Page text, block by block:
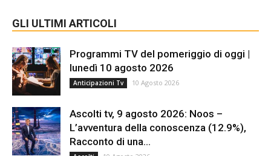
GLI ULTIMI ARTICOLI
Programmi TV del pomeriggio di oggi |
lunedì 10 agosto 2026
Anticipazioni Tv 10 Agosto 2026
Ascolti tv, 9 agosto 2026: Noos –
L’avventura della conoscenza (12.9%),
Racconto di una...